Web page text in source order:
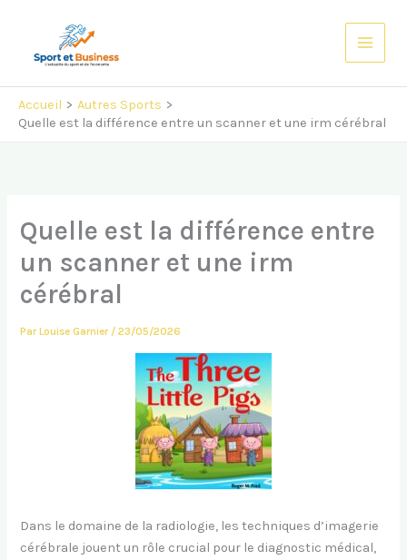
contenu
Accueil
Autres Sports
Quelle est la différence entre un scanner et une irm cérébral
Quelle est la différence entre
un scanner et une irm
cérébral
ParLouise Garnier /23/05/2026
Dans le domaine de la radiologie, les techniques d’imagerie
cérébrale jouent un rôle crucial pour le diagnostic médical,